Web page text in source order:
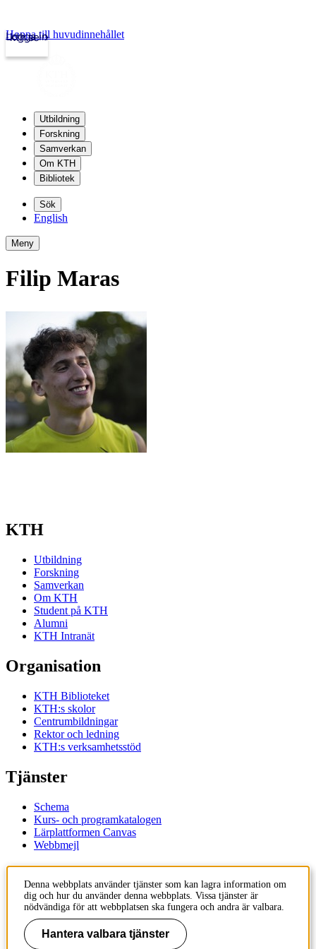
kth.se
Logga in
Hoppa till huvudinnehållet
Utbildning
Forskning
Samverkan
Om KTH
Bibliotek
Sök
English
Meny
Filip Maras
KTH
Utbildning
Forskning
Samverkan
Om KTH
Student på KTH
Alumni
KTH Intranät
Organisation
KTH Biblioteket
KTH:s skolor
Centrumbildningar
Rektor och ledning
KTH:s verksamhetsstöd
Tjänster
Schema
Kurs- och programkatalogen
Lärplattformen Canvas
Webbmejl
Kontakt
KTH
100 44 Stockholm
+46 8 790 60 00
Denna webbplats använder tjänster som kan lagra information om
dig och hur du använder denna webbplats. Vissa tjänster är
nödvändiga för att webbplatsen ska fungera och andra är valbara.
Hantera valbara tjänster